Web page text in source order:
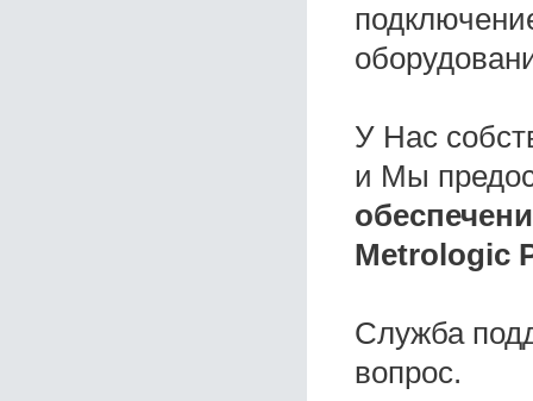
У Нас
и Мы
Metrologic
Служба
вопрос.